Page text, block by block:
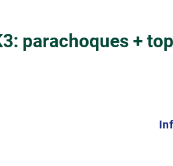
parachoques +